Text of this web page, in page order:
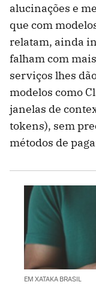
alucinações e
que com
relatam, ainda
falham com
serviços lhes
modelos como
janelas de
tokens), sem
métodos de
EM XATAKA BRASIL